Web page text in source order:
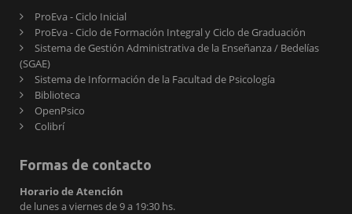
ProEva - Ciclo Inicial
ProEva - Ciclo de Formación Integral y Ciclo de Graduación
Sistema de Gestión Administrativa de la Enseñanza / Bedelías
(SGAE)
Sistema de Información de la Facultad de Psicología
Biblioteca
OpenPsico
Colibrí
Formas de contacto
Horario de Atención
de lunes a viernes de 9 a 19:30 hs.